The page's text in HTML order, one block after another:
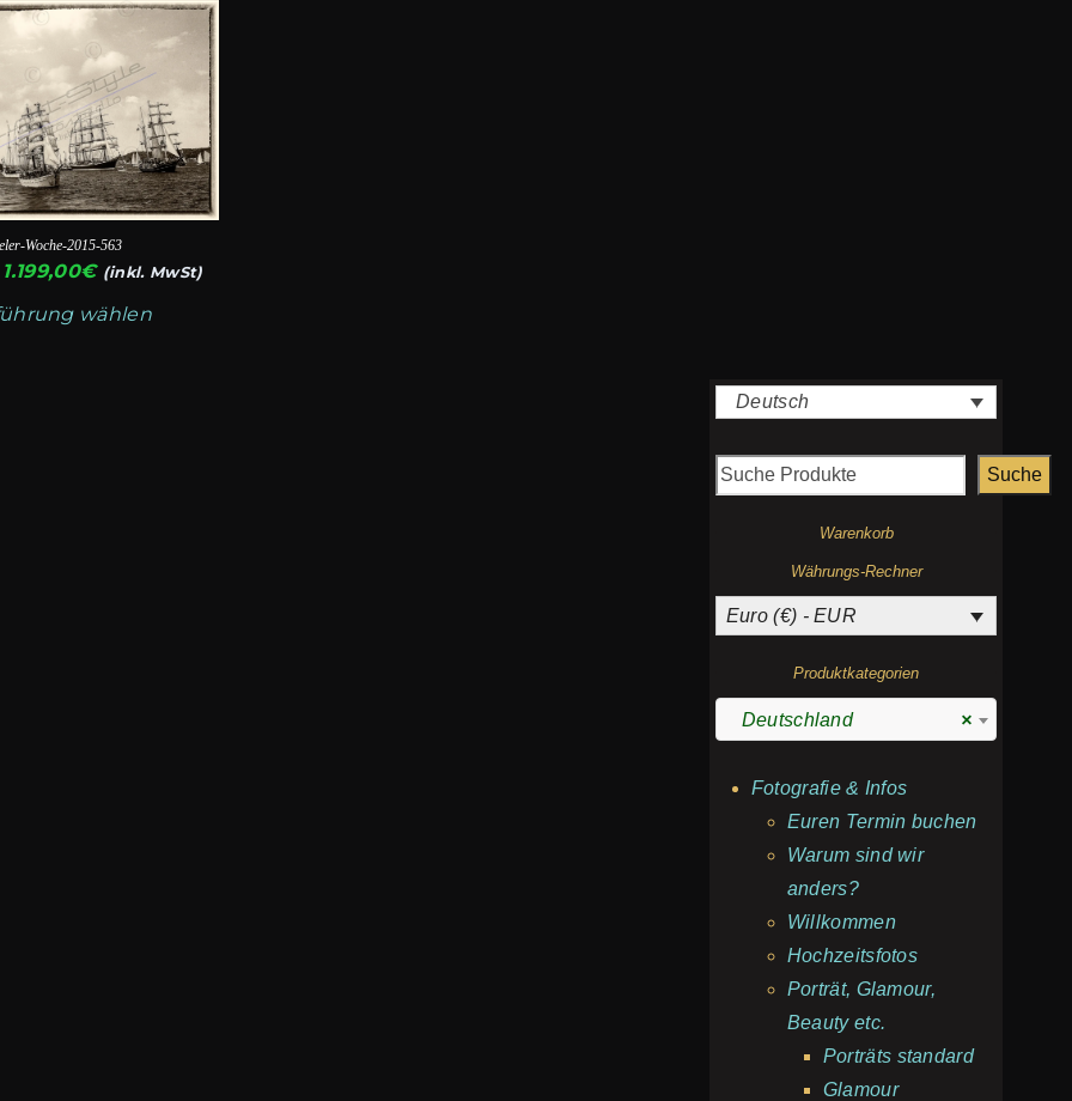
Woche-2015-563
1.199,00€Preisspanne:
bis
(inkl. MwSt)
wählen
Deutsch
Suche
Warenkorb
Währungs-Rechner
Euro (€) - EUR
Produktkategorien
×
Deutschland
Fotografie & Infos
Euren Termin buchen
Warum sind wir
anders?
Willkommen
Hochzeitsfotos
Porträt, Glamour,
Beauty etc.
Porträts standard
Glamour